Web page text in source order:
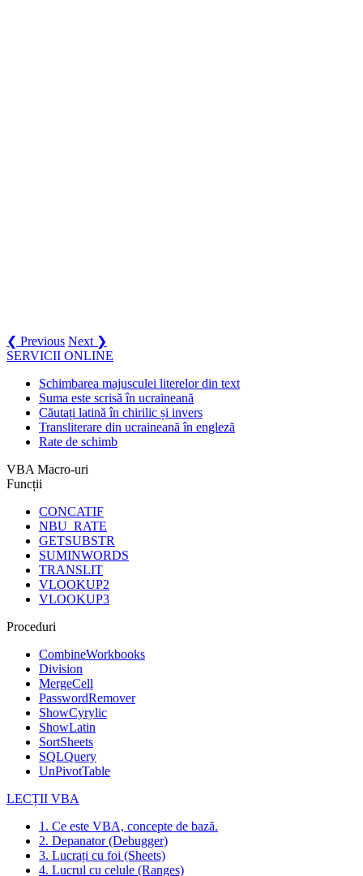
❮ Previous Next ❯
SERVICII ONLINE
Schimbarea majusculei literelor din text
Suma este scrisă în ucraineană
Căutați latină în chirilic și invers
Transliterare din ucraineană în engleză
Rate de schimb
VBA Macro-uri
Funcții
CONCATIF
NBU_RATE
GETSUBSTR
SUMINWORDS
TRANSLIT
VLOOKUP2
VLOOKUP3
Proceduri
CombineWorkbooks
Division
MergeCell
PasswordRemover
ShowCyrylic
ShowLatin
SortSheets
SQLQuery
UnPivotTable
LECȚII VBA
1. Ce este VBA, concepte de bază.
2. Depanator (Debugger)
3. Lucrați cu foi (Sheets)
4. Lucrul cu celule (Ranges)